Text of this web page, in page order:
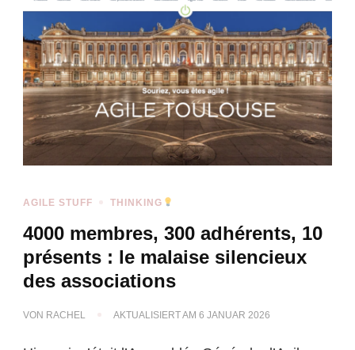
AGILE STUFF THINKING
4000 membres, 300 adhérents, 10
présents : le malaise silencieux
des associations
VON RACHEL AKTUALISIERT AM 6 JANUAR 2026